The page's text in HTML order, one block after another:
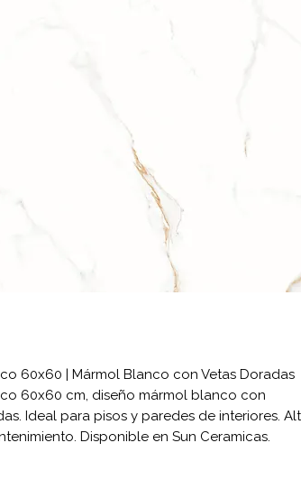
60x60 | Mármol Blanco con Vetas Doradas
60x60 cm, diseño mármol blanco con
Ideal para pisos y paredes de interiores.
Disponible en Sun Ceramicas.